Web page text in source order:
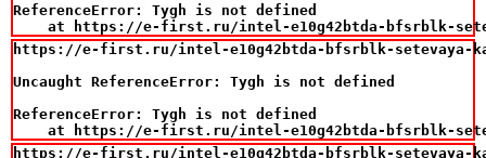
ReferenceError: Tygh is not defined
at https://e-first.ru/intel-e10g42btda-bfsrblk-
https://e-first.ru/intel-e10g42btda-bfsrblk-setevaya-
Uncaught ReferenceError: Tygh is not defined
ReferenceError: Tygh is not defined
at https://e-first.ru/intel-e10g42btda-bfsrblk-
https://e-first.ru/intel-e10g42btda-bfsrblk-setevaya-